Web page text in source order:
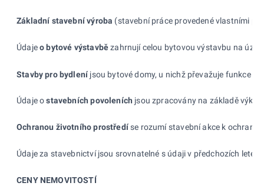
Základní stavební výroba (stavební práce provedené vlastními
Údajeo bytové výstavbězahrnují celou bytovou výstavbu na
Stavby pro bydlení jsou bytové domy, u nichž převažuje funkce
Údaje ostavebních povoleních jsou zpracovány na základě
Ochranou životního prostředíse rozumí stavební akce k ochraně
Údaje za stavebnictví jsou srovnatelné s údaji v předchozích
CENY NEMOVITOSTÍ